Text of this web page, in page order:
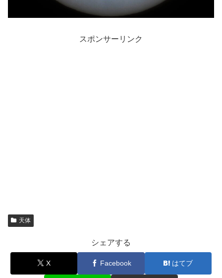
スポンサーリンク
天体
シェアする
X Facebook はてブ